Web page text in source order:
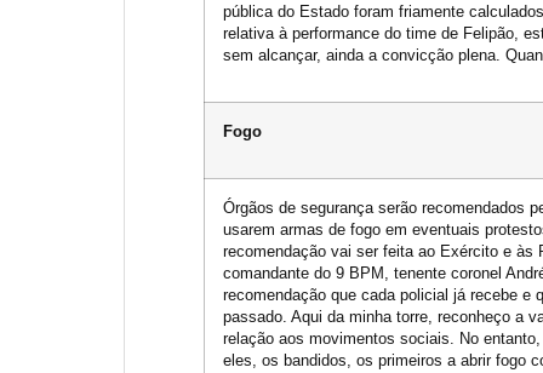
pública do Estado foram friamente
relativa à performance do time de Felipão,
sem alcançar, ainda a convicção plena.
Fogo
Órgãos de segurança serão recomendados
usarem armas de fogo em eventuais
recomendação vai ser feita ao Exército e
comandante do 9 BPM, tenente coronel
recomendação que cada policial já recebe e
passado. Aqui da minha torre, reconheço a
relação aos movimentos sociais. No
eles, os bandidos, os primeiros a abrir fogo